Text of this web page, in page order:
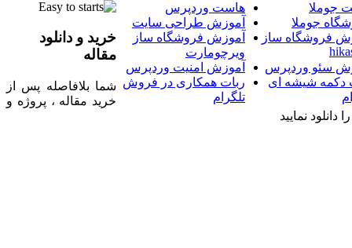
جوملا
هاست وردپرس
جوملا
آموزش طراحی سایت
فروشگاه ساز
آموزش فروشگاه ساز
ویرچومارت
سئو وردپرس
آموزش امنیت وردپرس
دکمه شیشه ای
ربات همکاری در فروش
تلگرام
خرید و دانلود
مقاله
شما بلافاصله پس از
خرید مقاله ، پروژه و
دانلود نمایید